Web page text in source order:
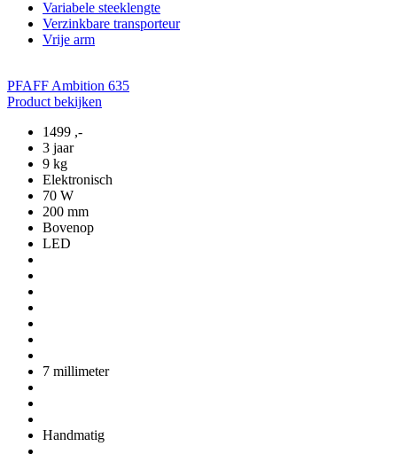
Variabele steeklengte
Verzinkbare transporteur
Vrije arm
PFAFF Ambition 635
Product bekijken
1499 ,-
3 jaar
9 kg
Elektronisch
70 W
200 mm
Bovenop
LED
7 millimeter
Handmatig